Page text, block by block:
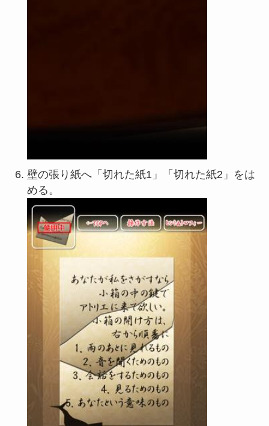
壁の張り紙へ「切れた紙1」「切れた紙2」をは
める。